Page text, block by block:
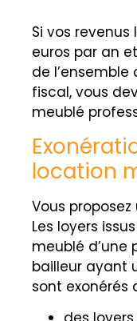
Si vos
euros par an
de
fiscal, vous
meublé
location
Vous
Les loyers
meublé d’une
bailleur ayant
sont exonérés